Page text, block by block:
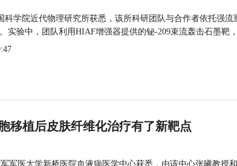
科学院近代物理研究所获悉，该所科研团队与合作者依托强
实验中，团队利用HIAF增强器提供的铋-209束流轰击石墨靶
移植后皮肤纤维化治疗有了新靶点
军医大学新桥医院血液病医学中心获悉，由该中心张曦教授